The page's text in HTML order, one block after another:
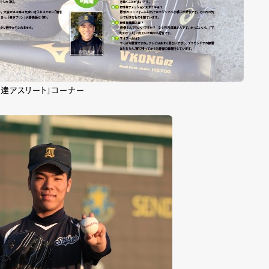
アスリート」コーナー